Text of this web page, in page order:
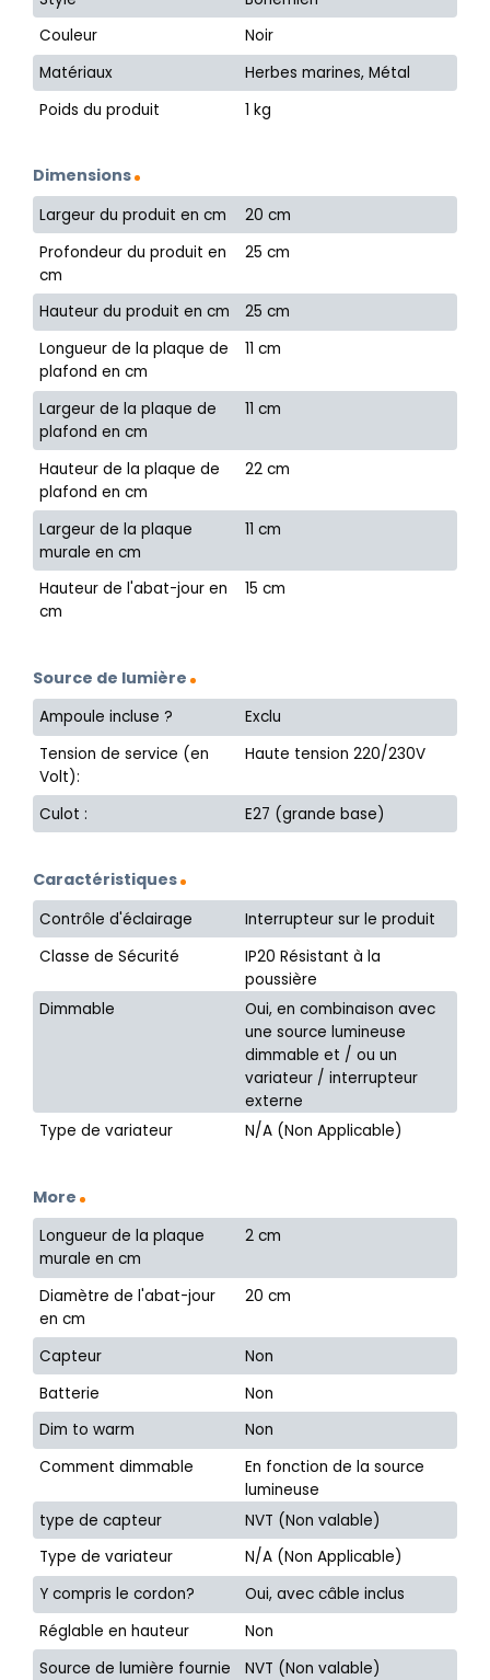
Couleur
Noir
Matériaux
Herbes marines, Métal
Poids du produit
1 kg
Dimensions
Largeur du produit en cm
20 cm
Profondeur du produit en
cm
25 cm
Hauteur du produit en cm
25 cm
Longueur de la plaque de
plafond en cm
11 cm
Largeur de la plaque de
plafond en cm
11 cm
Hauteur de la plaque de
plafond en cm
22 cm
Largeur de la plaque
murale en cm
11 cm
Hauteur de l'abat-jour en
cm
15 cm
Source de lumière
Ampoule incluse ?
Exclu
Tension de service (en
Volt):
Haute tension 220/230V
Culot : E27 (grande base)
Caractéristiques
Contrôle d'éclairage
Interrupteur sur le produit
Classe de Sécurité
IP20 Résistant à la
poussière
Dimmable
Oui, en combinaison avec
une source lumineuse
dimmable et / ou un
variateur / interrupteur
externe
Type de variateur
N/A (Non Applicable)
More
Longueur de la plaque
murale en cm
2 cm
Diamètre de l'abat-jour
en cm
20 cm
Capteur
Non
Batterie
Non
Dim to warm
Non
Comment dimmable
En fonction de la source
lumineuse
type de capteur
NVT (Non valable)
Type de variateur
N/A (Non Applicable)
Y compris le cordon?
Oui, avec câble inclus
Réglable en hauteur
Non
Source de lumière fournie
NVT (Non valable)